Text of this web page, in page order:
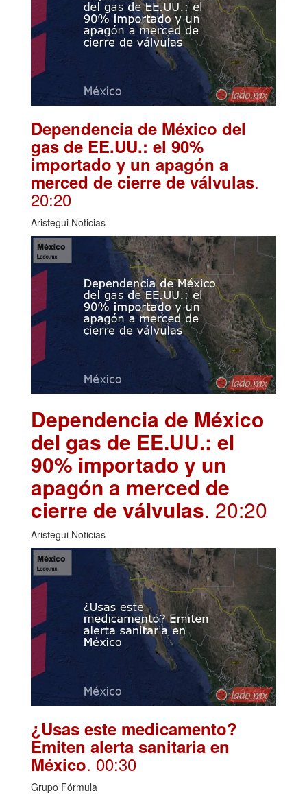
Dependencia de México del
gas de EE.UU.: el 90%
importado y un apagón a
merced de cierre de válvulas.
20:20
Aristegui Noticias
Dependencia de México
del gas de EE.UU.: el
90% importado y un
apagón a merced de
cierre de válvulas. 20:20
Aristegui Noticias
¿Usas este medicamento?
Emiten alerta sanitaria en
México. 00:30
Grupo Fórmula